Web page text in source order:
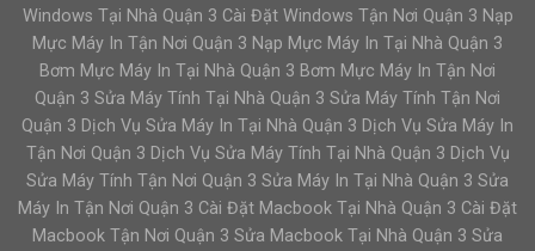
Windows Tại Nhà Quận 3 Cài Đặt Windows Tận Nơi Quận 3 Nạp
Mực Máy In Tận Nơi Quận 3 Nạp Mực Máy In Tại Nhà Quận 3
Bơm Mực Máy In Tại Nhà Quận 3 Bơm Mực Máy In Tận Nơi
Quận 3 Sửa Máy Tính Tại Nhà Quận 3 Sửa Máy Tính Tận Nơi
Quận 3 Dịch Vụ Sửa Máy In Tại Nhà Quận 3 Dịch Vụ Sửa Máy In
Tận Nơi Quận 3 Dịch Vụ Sửa Máy Tính Tại Nhà Quận 3 Dịch Vụ
Sửa Máy Tính Tận Nơi Quận 3 Sửa Máy In Tại Nhà Quận 3 Sửa
Máy In Tận Nơi Quận 3 Cài Đặt Macbook Tại Nhà Quận 3 Cài Đặt
Macbook Tận Nơi Quận 3 Sửa Macbook Tại Nhà Quận 3 Sửa